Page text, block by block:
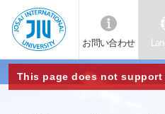
JIU 城西国
際大学
お問い合わせ
This page does not